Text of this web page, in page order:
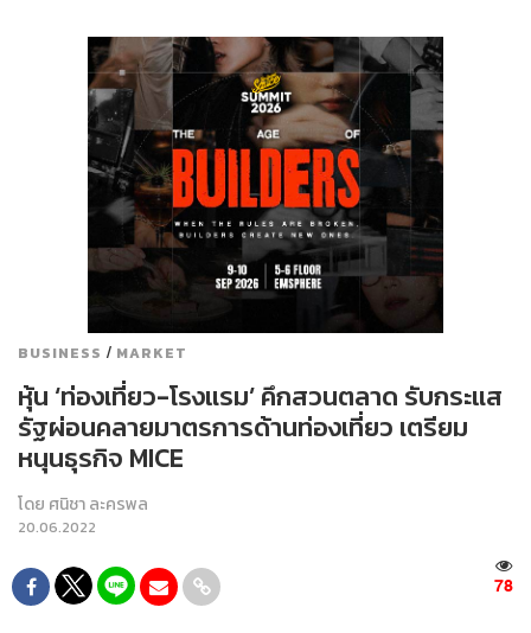
BUSINESS / MARKET
หุ้น ‘ท่องเที่ยว-โรงแรม’ คึกสวนตลาด รับกระแส
รัฐผ่อนคลายมาตรการด้านท่องเที่ยว เตรียม
หนุนธุรกิจ MICE
โดย ศนิชา ละครพล
20.06.2022
78